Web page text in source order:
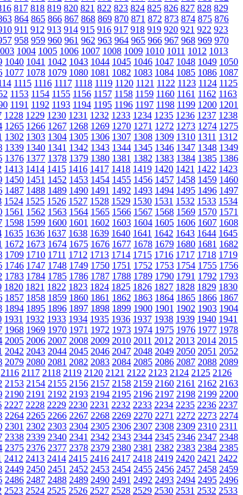
817 818 819 820 821 822 823 824 825 826 827 828 829
864 865 866 867 868 869 870 871 872 873 874 875 876
911 912 913 914 915 916 917 918 919 920 921 922 923
958 959 960 961 962 963 964 965 966 967 968 969 970
1004 1005 1006 1007 1008 1009 1010 1011 1012 1013
1040 1041 1042 1043 1044 1045 1046 1047 1048 1049 1050
1077 1078 1079 1080 1081 1082 1083 1084 1085 1086 1087
1115 1116 1117 1118 1119 1120 1121 1122 1123 1124 1125
1153 1154 1155 1156 1157 1158 1159 1160 1161 1162 1163
1191 1192 1193 1194 1195 1196 1197 1198 1199 1200 1201
1228 1229 1230 1231 1232 1233 1234 1235 1236 1237 1238
1265 1266 1267 1268 1269 1270 1271 1272 1273 1274 1275
1302 1303 1304 1305 1306 1307 1308 1309 1310 1311 1312
1339 1340 1341 1342 1343 1344 1345 1346 1347 1348 1349
1376 1377 1378 1379 1380 1381 1382 1383 1384 1385 1386
1413 1414 1415 1416 1417 1418 1419 1420 1421 1422 1423
1450 1451 1452 1453 1454 1455 1456 1457 1458 1459 1460
1487 1488 1489 1490 1491 1492 1493 1494 1495 1496 1497
1524 1525 1526 1527 1528 1529 1530 1531 1532 1533 1534
1561 1562 1563 1564 1565 1566 1567 1568 1569 1570 1571
1598 1599 1600 1601 1602 1603 1604 1605 1606 1607 1608
1635 1636 1637 1638 1639 1640 1641 1642 1643 1644 1645
1672 1673 1674 1675 1676 1677 1678 1679 1680 1681 1682
1709 1710 1711 1712 1713 1714 1715 1716 1717 1718 1719
1746 1747 1748 1749 1750 1751 1752 1753 1754 1755 1756
1783 1784 1785 1786 1787 1788 1789 1790 1791 1792 1793
1820 1821 1822 1823 1824 1825 1826 1827 1828 1829 1830
1857 1858 1859 1860 1861 1862 1863 1864 1865 1866 1867
1894 1895 1896 1897 1898 1899 1900 1901 1902 1903 1904
1931 1932 1933 1934 1935 1936 1937 1938 1939 1940 1941
1968 1969 1970 1971 1972 1973 1974 1975 1976 1977 1978
2005 2006 2007 2008 2009 2010 2011 2012 2013 2014 2015
2042 2043 2044 2045 2046 2047 2048 2049 2050 2051 2052
2079 2080 2081 2082 2083 2084 2085 2086 2087 2088 2089
2116 2117 2118 2119 2120 2121 2122 2123 2124 2125 2126
2153 2154 2155 2156 2157 2158 2159 2160 2161 2162 2163
2190 2191 2192 2193 2194 2195 2196 2197 2198 2199 2200
2227 2228 2229 2230 2231 2232 2233 2234 2235 2236 2237
2264 2265 2266 2267 2268 2269 2270 2271 2272 2273 2274
2301 2302 2303 2304 2305 2306 2307 2308 2309 2310 2311
2338 2339 2340 2341 2342 2343 2344 2345 2346 2347 2348
2375 2376 2377 2378 2379 2380 2381 2382 2383 2384 2385
2412 2413 2414 2415 2416 2417 2418 2419 2420 2421 2422
2449 2450 2451 2452 2453 2454 2455 2456 2457 2458 2459
2486 2487 2488 2489 2490 2491 2492 2493 2494 2495 2496
2523 2524 2525 2526 2527 2528 2529 2530 2531 2532 2533